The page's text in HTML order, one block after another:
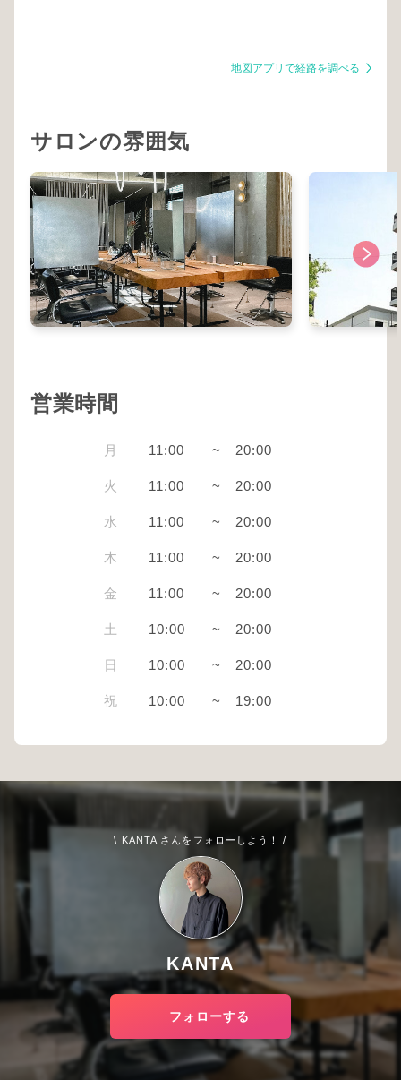
地図アプリで経路を調べる
サロンの雰囲気
営業時間
月 11:00 ~ 20:00
火 11:00 ~ 20:00
水 11:00 ~ 20:00
木 11:00 ~ 20:00
金 11:00 ~ 20:00
土 10:00 ~ 20:00
日 10:00 ~ 20:00
祝 10:00 ~ 19:00
\ KANTA さんをフォローしよう！ /
KANTA
フォローする